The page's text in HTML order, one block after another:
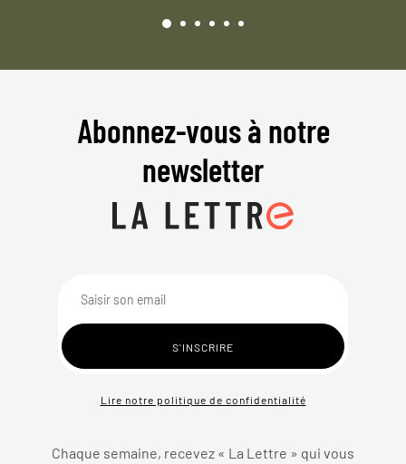
Abonnez-vous à notre
newsletter
Lire notre politique de confidentialité
Chaque semaine, recevez « La Lettre » qui vous